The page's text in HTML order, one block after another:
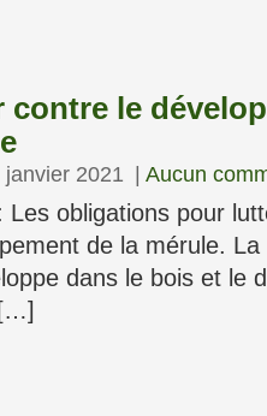
contre le
janvier 2021 Aucun
Les obligations pour
de la mérule.
dans le bois et le